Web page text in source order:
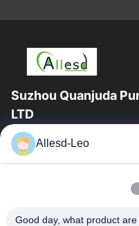
Suzhou Quanjuda
LTD
16 yıllık Tecrübe, ESD ve
ihracatçısı olarak, eksiksiz
Ev
Allesd-Leo
Good day, what product